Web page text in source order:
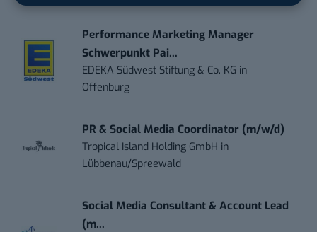
Performance Marketing Manager
Schwerpunkt Pai...
EDEKA Südwest Stiftung & Co. KG in
Offenburg
PR & Social Media Coordinator (m/w/d)
Tropical Island Holding GmbH in
Lübbenau/Spreewald
Social Media Consultant & Account Lead
(m...